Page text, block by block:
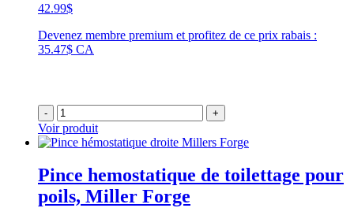
42.99$
Devenez membre premium et profitez de ce prix rabais :
35.47$ CA
- +
Voir produit
Pince hemostatique de toilettage pour
poils, Miller Forge